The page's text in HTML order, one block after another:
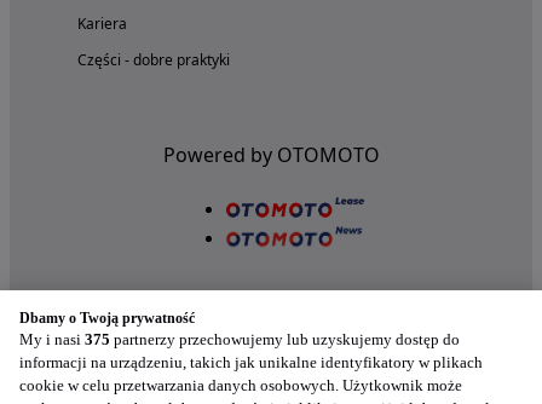
Kariera
Części - dobre praktyki
Powered by OTOMOTO
Dbamy o Twoją prywatność
My i nasi 375 partnerzy przechowujemy lub uzyskujemy dostęp do
informacji na urządzeniu, takich jak unikalne identyfikatory w plikach
cookie w celu przetwarzania danych osobowych. Użytkownik może